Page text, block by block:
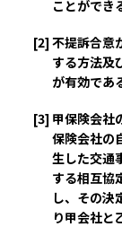
ことができ
[2]不提訴合意
する方法及
が有効であ
[3] 甲保険会社
保険会社の
生した交通
する相互協
し、その決
り甲会社と